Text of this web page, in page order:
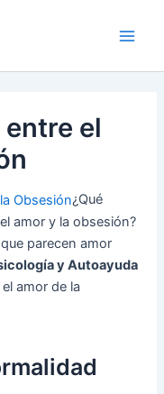
el
¿Qué
amor y la obsesión?
parecen amor
y Autoayuda
amor de la